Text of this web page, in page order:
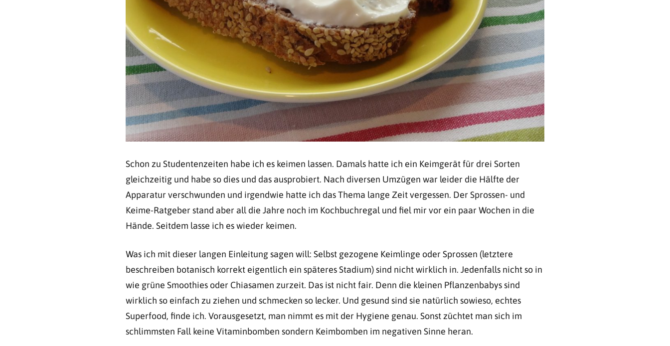
Schon zu Studentenzeiten habe ich es keimen lassen. Damals hatte ich ein Keimgerät für drei Sorten
gleichzeitig und habe so dies und das ausprobiert. Nach diversen Umzügen war leider die Hälfte der
Apparatur verschwunden und irgendwie hatte ich das Thema lange Zeit vergessen. Der Sprossen- und
Keime-Ratgeber stand aber all die Jahre noch im Kochbuchregal und fiel mir vor ein paar Wochen in die
Hände. Seitdem lasse ich es wieder keimen.
Was ich mit dieser langen Einleitung sagen will: Selbst gezogene Keimlinge oder Sprossen (letztere
beschreiben botanisch korrekt eigentlich ein späteres Stadium) sind nicht wirklich in. Jedenfalls nicht so in
wie grüne Smoothies oder Chiasamen zurzeit. Das ist nicht fair. Denn die kleinen Pflanzenbabys sind
wirklich so einfach zu ziehen und schmecken so lecker. Und gesund sind sie natürlich sowieso, echtes
Superfood, finde ich. Vorausgesetzt, man nimmt es mit der Hygiene genau. Sonst züchtet man sich im
schlimmsten Fall keine Vitaminbomben sondern Keimbomben im negativen Sinne heran.